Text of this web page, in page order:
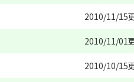
2010/11/15
2010/11/01
2010/10/15